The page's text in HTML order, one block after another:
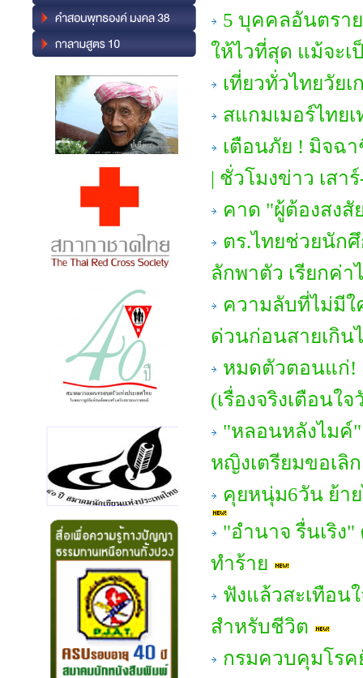
5 บุคคลอันตรา
ให้ไวที่สุด แม้จะ
เที่ยวทั่วไทยวัย
สแกมเมอร์ไทย
เตือนภัย ! มิจฉ
| ชั่วโมงข่าว เสา
คาด "ผู้ต้องสงสั
ตร.ไทยช่วยนัก
ลักพาตัว เรียกค่า
ความลับที่ไม่มีใ
ด่วนก่อนสายเกิน
หมดตัวตอนแก่!
(เรื่องจริงเตือนใ
"หลอนหลังไมค์"
หญิงเตรียมขอเลิ
คุยหนุ่ม6วัน ย้า
"อํานาจ รื่นเริง
ทำร้าย
ฟังแล้วสะเทือน
สำหรับชีวิต
กรมควบคุมโรค